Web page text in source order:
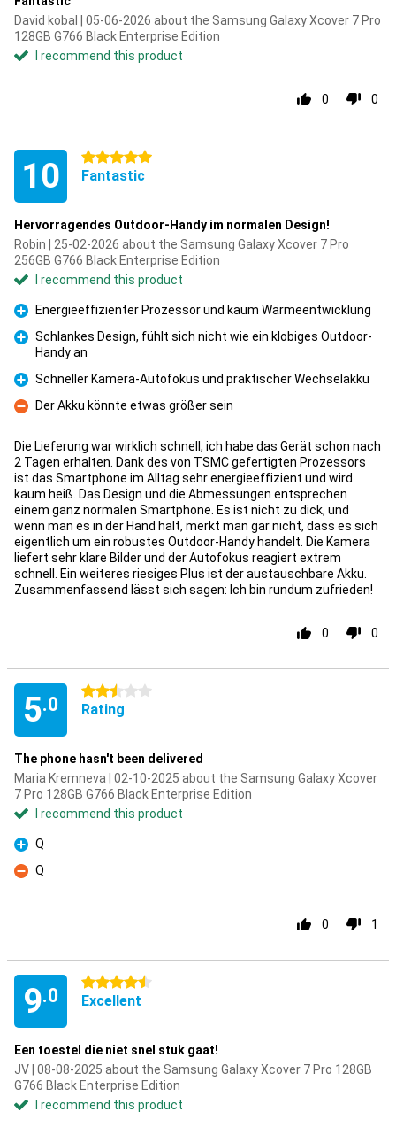
David kobal | 05-06-2026 about the Samsung Galaxy Xcover 7 Pro
128GB G766 Black Enterprise Edition
I recommend this product
0 0
10 5 stars
Fantastic
Hervorragendes Outdoor-Handy im normalen Design!
Robin | 25-02-2026 about the Samsung Galaxy Xcover 7 Pro
256GB G766 Black Enterprise Edition
I recommend this product
Pro
Energieeffizienter Prozessor und kaum Wärmeentwicklung
Schlankes Design, fühlt sich nicht wie ein klobiges Outdoor-
Handy an
Pro
Schneller Kamera-Autofokus und praktischer Wechselakku
Con
Der Akku könnte etwas größer sein
Die Lieferung war wirklich schnell, ich habe das Gerät schon nach
2 Tagen erhalten. Dank des von TSMC gefertigten Prozessors
ist das Smartphone im Alltag sehr energieeffizient und wird
kaum heiß. Das Design und die Abmessungen entsprechen
einem ganz normalen Smartphone. Es ist nicht zu dick, und
wenn man es in der Hand hält, merkt man gar nicht, dass es sich
eigentlich um ein robustes Outdoor-Handy handelt. Die Kamera
liefert sehr klare Bilder und der Autofokus reagiert extrem
schnell. Ein weiteres riesiges Plus ist der austauschbare Akku.
Zusammenfassend lässt sich sagen: Ich bin rundum zufrieden!
0 0
5.0
2.5 stars
Rating
The phone hasn't been delivered
Maria Kremneva | 02-10-2025 about the Samsung Galaxy Xcover
7 Pro 128GB G766 Black Enterprise Edition
I recommend this product
Pro
Q
Con
Q
0 1
9.0
4.5 stars
Excellent
Een toestel die niet snel stuk gaat!
JV | 08-08-2025 about the Samsung Galaxy Xcover 7 Pro 128GB
G766 Black Enterprise Edition
I recommend this product